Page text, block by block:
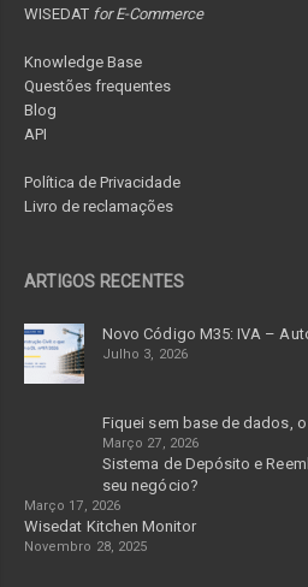
WISEDAT for E-Commerce
Knowledge Base
Questões frequentes
Blog
API
Política de Privacidade
Livro de reclamações
ARTIGOS RECENTES
Novo Código M35: IVA –
Julho 3, 2026
Fiquei sem base de dados,
Março 27, 2026
Sistema de Depósito e
seu negócio?
Março 17, 2026
Wisedat Kitchen Monitor
Novembro 28, 2025